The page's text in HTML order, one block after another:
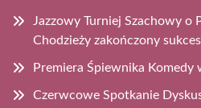
Jazzowy Turniej Szachowy o
Chodzieży zakończony
Premiera Śpiewnika Komedy
Czerwcowe Spotkanie